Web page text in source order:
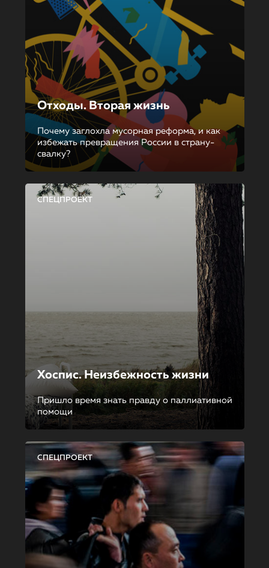
Отходы. Вторая жизнь
Почему заглохла мусорная реформа, и как
избежать превращения России в страну-
свалку?
СПЕЦПРОЕКТ
Хоспис. Неизбежность жизни
Пришло время знать правду о паллиативной
помощи
СПЕЦПРОЕКТ